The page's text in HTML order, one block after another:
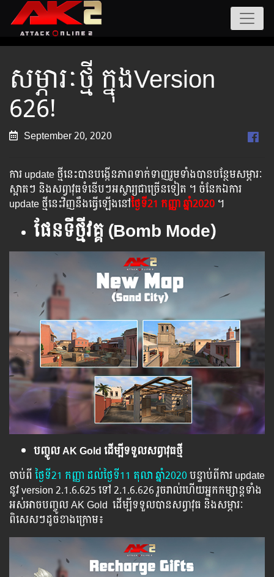
សម្ភារៈថ្មី ក្នុងVersion
626!
September 20, 2020
ការ update ថ្មីនេះបានបង្កើនភាពទាក់ទាញរួមទាំងបានបន្ថែមសម្ភារៈ
ស្អាតៗ និងសព្វាវុធទំនើបៗអស្ចារ្យជាច្រើនទៀត ។ ចំនែកឯការ
update ថ្មីនេះវិញនឹងធ្វើឡើងនៅថ្ងៃទី21 ​កញ្ញា ឆ្នាំ2020 ។
ផែនទីថ្មីវគ្គ​ (Bomb Mode)
បញ្ចូល AK Gold ដើម្បីទទួលសព្វាវុធថ្មី
ចាប់ពី ​​ ថ្ងៃ​ទី21 កញ្ញា​ ដល់​ថ្ងៃ​ទី11 តុលា​ ឆ្នាំ2020បន្ទាប់​​ពី​​ការ ​update
​នូវ ​version 2.1.6.625 ទៅ​ 2.1.6.626​ រួច​​រាល់​​ហើយ​​អ្នក​​កម្សាន្ដ​​ទាំង​​
អស់​​អាច​​បញ្ចូល​ AK Gold ​​ ​ដើម្បី​​ទទួល​​បាន​សព្វាវុធ​ និង​​សម្ភារៈ​
ពិសេស​ៗ​ដូច​ខាង​ក្រោម៖​